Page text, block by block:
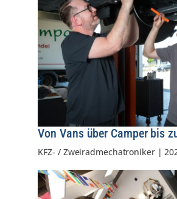
Von Vans über Camper bis
KFZ- / Zweiradmechatroniker|